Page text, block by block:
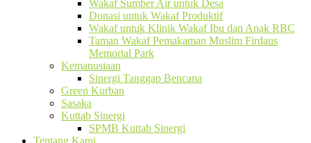
Wakaf Sumber Air untuk Desa
Donasi untuk Wakaf Produktif
Wakaf untuk Klinik Wakaf Ibu dan Anak RBC
Taman Wakaf Pemakaman Muslim Firdaus
Memorial Park
Kemanusiaan
Sinergi Tanggap Bencana
Green Kurban
Sasaka
Kuttab Sinergi
SPMB Kuttab Sinergi
Tentang Kami